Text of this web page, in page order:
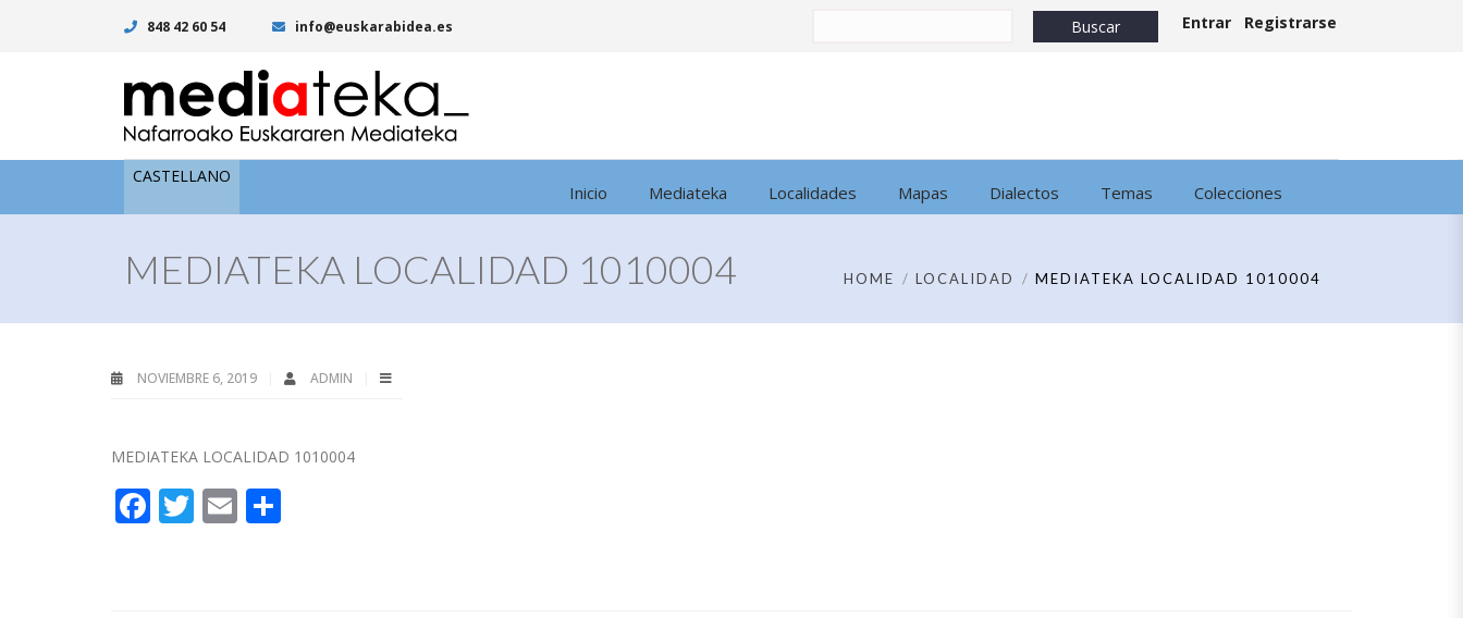
848 42 60 54 info@euskarabidea.es Entrar Registrarse
CASTELLANO
Inicio Mediateka Localidades Mapas Dialectos Temas Colecciones
MEDIATEKA LOCALIDAD 1010004 HOME LOCALIDAD MEDIATEKA LOCALIDAD 1010004
NOVIEMBRE 6, 2019 ADMIN
MEDIATEKA LOCALIDAD 1010004
Facebook
Twitter
Email